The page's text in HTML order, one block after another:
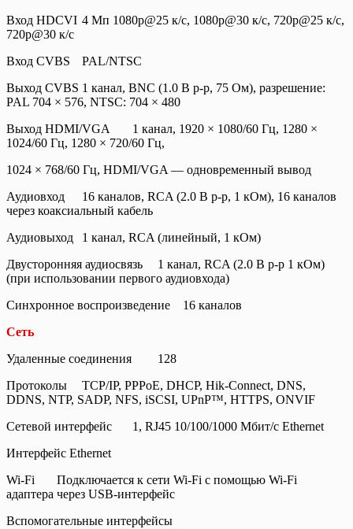
Вход HDCVI 4 Мп 1080p@25 к/с, 1080p@30 к/с, 720p@25 к/с,
720p@30 к/с
Вход CVBS
PAL/NTSC
Выход CVBS 1 канал, BNC (1.0 В p-p, 75 Ом), разрешение:
PAL 704 × 576, NTSC: 704 × 480
Выход HDMI/VGA
1 канал, 1920 × 1080/60 Гц, 1280 ×
1024/60 Гц, 1280 × 720/60 Гц,
1024 × 768/60 Гц, HDMI/VGA — одновременный вывод
Аудиовход
16 каналов, RCA (2.0 В p-p, 1 кОм), 16 каналов
через коаксиальный кабель
Аудиовыход
1 канал, RCA (линейный, 1 кОм)
Двусторонняя аудиосвязь
1 канал, RCA (2.0 В p-p 1 кОм)
(при использовании первого аудиовхода)
Синхронное воспроизведение
16 каналов
Сеть
Удаленные соединения
128
Протоколы
TCP/IP, PPPoE, DHCP, Hik-Connect, DNS,
DDNS, NTP, SADP, NFS, iSCSI, UPnP™, HTTPS, ONVIF
Сетевой интерфейс
1, RJ45 10/100/1000 Мбит/с Ethernet
Интерфейс Ethernet
Wi-Fi
Подключается к сети Wi-Fi с помощью Wi-Fi
адаптера через USB-интерфейс
Вспомогательные интерфейсы